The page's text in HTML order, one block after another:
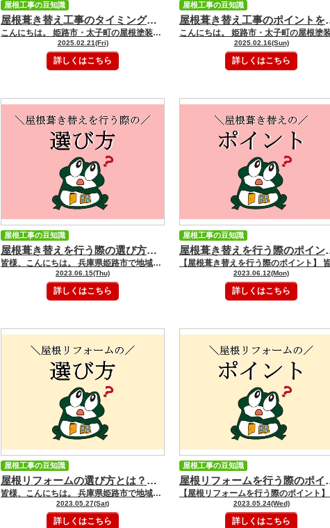
屋根葺き替え工事のタイミングを見極めよう！適切な時期で建物を長持ちさせる秘訣 ｜姫路市・太子町の屋根塗装・屋根リフォーム・雨漏り・外壁塗装専門店 GOODペイント
こんにちは。 姫路市・太子町の屋根塗装・屋根リフォーム・雨漏り・外壁塗装専門店のGOODペイント（株）大聖住宅です。 いつもGOODペイントブログをご覧いただきありがとうございます。 「そろそろ屋根の葺き替えが必要かな？」 そう思っていても、具体的にいつ葺き替えればいいのか、判断に迷う方も多いのではないでしょうか？ 実は、屋根葺き替えのタイミングを逃してしまうと、建物の寿命を縮めてしまうだけでなく、思わぬ出費に繋がる可能性もあるんです。 今回は、屋根葺き替えの最適なタイミングを見極めるためのポイントを、わかりやすく解説していきます。 この記事を読めば、ご自宅の屋根葺き替えの時期を判断できるようになり、建物を長持ちさせることができます。 ぜひ最後まで読んでみてくださいね！ 屋根葺き替えのタイミングを見極めるポイント 屋根葺き替えのタイミングは、以下のポイントを参考に判断しましょう。 1. 築年数と屋根材の種類 屋根の葺き替え時期の目安は、屋根材の種類によって異なります。 代表的な屋根材と、それぞれの葺き替えタイミングの目安は以下の通りです。 スレート屋根（コロニアル、カラーベストなど）: 20～30年 金属屋根（ガルバリウム鋼板、トタンなど）: 20～30年 瓦屋根（粘土瓦、セメント瓦など）: 30～60年 これらの築年数を目安に、屋根の状態をチェックすることをおすすめします。 2. 屋根の劣化症状 築年数に関わらず、屋根に以下の劣化症状が見られる場合は、屋根葺き替えを検討しましょう。 色褪せ: 屋根の色が薄くなったり、変色したりしている ひび割れ: 屋根材にひび割れや亀裂が入っている 塗膜の剥がれ: 塗膜が剥がれて、屋根材が露出している コケや藻の発生: 屋根にコケや藻が生えている 錆: 金属屋根に錆が発生している 瓦のズレや割れ: 瓦屋根で、瓦がずれたり、割れたりしている 雨漏り: 屋根から雨漏りがしている これらの症状は、屋根の劣化が進んでいるサインです。 放置すると、雨漏りや屋根材の破損に繋がる可能性があるので、早めに対処しましょう。 3. 専門業者による診断 屋根の状態を正確に判断するには、専門業者による診断を受けるのがおすすめです。 プロの目でしっかりと診断してもらうことで、適切な葺き替え時期や必要な補修工事などを知ることができます。 屋根葺き替えは高額な工事なので、複数の業者から見積もりを取り、比較検討することをおすすめします。 屋根葺き替え工事の時期 屋根葺き替え工事は、天候の影響を受けやすいので、 春や秋などの穏やかな気候の時期 に行うのがおすすめです。 梅雨や台風シーズンは避け、工期に余裕を持って計画しましょう。 まとめ 今回は、屋根葺き替え工事のタイミングを見極めるためのポイントを解説しました。 築年数や屋根材の種類、そして屋根の劣化症状などを参考に、適切な時期に屋根葺き替えを行いましょう。 建物を長持ちさせるためにも、定期的なメンテナンスを心がけ、必要があれば早めに専門業者に相談することをおすすめします。 姫路市・太子町でリフォームをご検討している方は、是非この記事を参考にしてください！ 姫路市・太子町の屋根塗装・屋根リフォーム・雨漏り・外壁塗装専門店のGOODペイント（株）大聖住宅にお任せください！！ ショールームにご来店の際は ご予約をおススメします♪♪ ネットで来店予約をしていただくと ＱＵＯカード５００円分プレゼント！ （お一人様１回まで） ご相談・お見積りのご依頼は 大聖ペイントまで！ ★兵庫県姫路市内の施工事例NO.1 施工事例はこちら ☆まずは塗装の基礎知識を知りたい方（WEBでのご来店予約で500円相当のプレゼントあり） 来店予約はこちら ☆無料外壁診断・屋根診断・雨漏り診断をお考えの方 外壁、屋根診断はこちら 雨漏り診断はこちら ★大聖ペイントで施工したお客様の声を聞きたい方 お客様の声はこちら ＝＝＝＝＝＝＝＝＝＝＝＝＝＝＝＝＝＝＝＝＝姫路市の外壁塗装＆屋根塗装専門店 (株)大聖住宅｜☆GOODペイント ０１２０－７２－３９０１ 【姫路西大津ショールーム】 〒６７１－１１３５ 兵庫県姫路市大津区新町１ー５５ 【姫路南・飾磨ショールーム】 〒６７２－８０４３ 兵庫県姫路市飾磨区上野田１－２４ フリーダイヤル：0120-72-3901 TEL：079-272-3900 FAX：079-272-3900
2025.02.21(Fri)
詳しくはこちら
屋根工事の豆知識
屋根葺き替え工事のポイントを押さえよう
2025.02.16(Sun)
詳しくはこちら
屋根工事の豆知識
屋根葺き替えを行う際の選び方とは？ ｜姫路市の屋根塗装・屋根リフォーム・雨漏り・外壁塗装専門店 GOODペイント
皆様、こんにちは。 兵庫県姫路市で地域密着の 屋根塗装・屋根リフォーム・ 雨漏り・外壁塗装専門店の GOODペイントです。 いつもGOODペイントブログを ご覧頂きありがとうございます。 今回は、屋根葺き替えを行う際の 業者の選び方や 屋根葺き替えに使用する 屋根材の選び方について 解説していきたいと思います
2023.06.15(Thu)
詳しくはこちら
屋根工事の豆知識
屋根葺き替えを行う際のポイン
2023.06.12(Mon)
詳しくはこちら
屋根工事の豆知識
屋根リフォームの選び方とは？ ｜姫路市の屋根塗装・屋根リフォーム・雨漏り・外壁塗装専門店 GOODペイント
皆様、こんにちは。 兵庫県姫路市で地域密着の 屋根塗装・屋根リフォーム・ 雨漏り・外壁塗装専門店の GOODペイントです。 いつもGOODペイントブログを ご覧頂きありがとうございます。 今回は、屋根リフォームの リフォーム方法や 屋根リフォームに使用する屋根材などの 選び方について 解説していきたいと思います
2023.05.27(Sat)
詳しくはこちら
屋根工事の豆知識
屋根リフォームを行う際のポイン
2023.05.24(Wed)
詳しくはこちら
屋根工事の豆知識